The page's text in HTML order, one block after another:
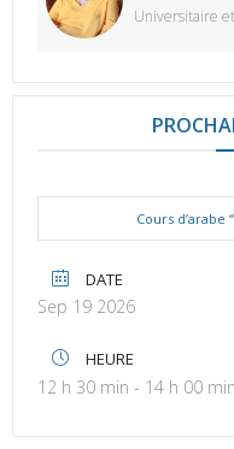
Universitaire
Cours
DATE
Sep 19 2026
HEURE
12 h 30 min - 14 h 00 min